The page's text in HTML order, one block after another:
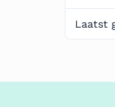
Laatst